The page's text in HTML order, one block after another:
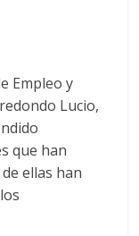
Empleo y
Lucio,
que han
ellas han